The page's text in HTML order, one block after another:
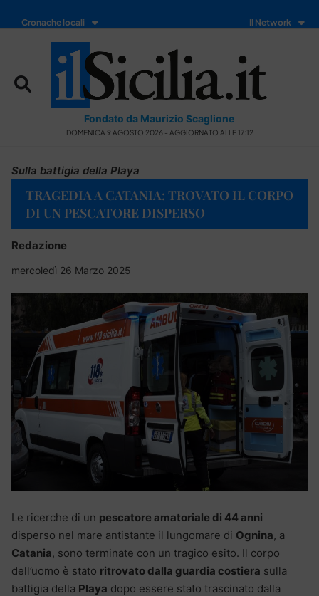
Cronache locali Il Network
Fondato da Maurizio Scaglione
DOMENICA 9 AGOSTO 2026 - AGGIORNATO ALLE 17:12
Sulla battigia della Playa
TRAGEDIA A CATANIA: TROVATO IL CORPO
DI UN PESCATORE DISPERSO
Redazione
mercoledì 26 Marzo 2025
Le ricerche di un pescatore amatoriale di 44 anni
disperso nel mare antistante il lungomare di Ognina, a
Catania, sono terminate con un tragico esito. Il corpo
dell’uomo è stato ritrovato dalla guardia costiera sulla
battigia della Playa dopo essere stato trascinato dalla